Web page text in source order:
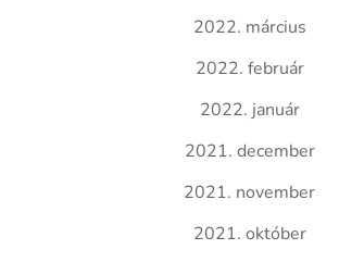
2022. március
2022. február
2022. január
2021. december
2021. november
2021. október